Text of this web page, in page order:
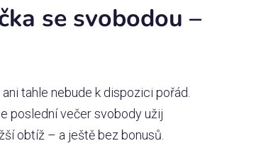
se svobodou –
tahle nebude k dispozici pořád.
poslední večer svobody užij
obtíž – a ještě bez bonusů.